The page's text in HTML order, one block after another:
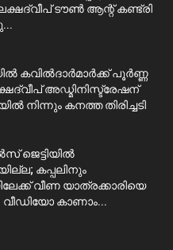
ടൗൺ ആന്റ് കണ്ട്രി
കവിൽദാർമാർക്ക് പൂർണ്ണ
അഡ്മിനിസ്ട്രേഷന്
നിന്നും കനത്ത തിരിച്ചടി
ജെട്ടിയിൽ
കപ്പലിനും
വീണ യാത്രക്കാരിയെ
വീഡിയോ കാണാം...